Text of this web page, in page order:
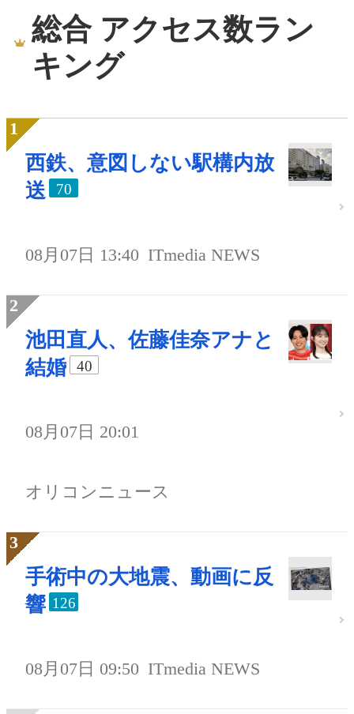
総合 アクセス数ラン
キング
西鉄、意図しない駅構内放
送
70
08月07日 13:40 ITmedia NEWS
池田直人、佐藤佳奈アナと
結婚
40
08月07日 20:01
オリコンニュース
手術中の大地震、動画に反
響 126
08月07日 09:50 ITmedia NEWS